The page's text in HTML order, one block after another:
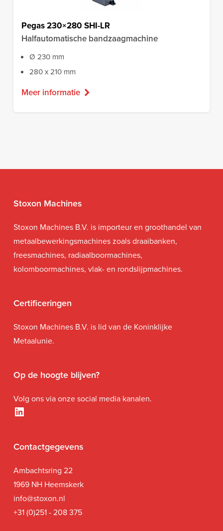
Pegas 230×280 SHI-LR
Halfautomatische bandzaagmachine
Ø 230 mm
280 x 210 mm
Meer informatie
Stoxon Machines
Stoxon Machines B.V. is importeur en groothandel van
metaalbewerkingsmachines zoals draaibanken,
freesmachines, radiaalboormachines,
kolomboormachines, vlak- en rondslijpmachines.
Certificeringen
Stoxon Machines B.V. is lid van de Koninklijke
Metaalunie.
Op de hoogte blijven?
Volg ons via onze social media kanalen.
LinkedIn
Contactgegevens
Ambachtsring 22
1969 NH Heemskerk
info@stoxon.nl
+31 (0)251 - 208 375